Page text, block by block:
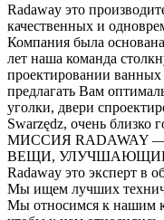
Radaway это
качественных и
Компания была
лет наша команда
проектировании
предлагать Вам
уголки, двери
Swarzędz, очень близко
МИССИЯ RADAWAY
ВЕЩИ,
Radaway это эксперт в
Мы ищем лучших
Мы относимся к нашим